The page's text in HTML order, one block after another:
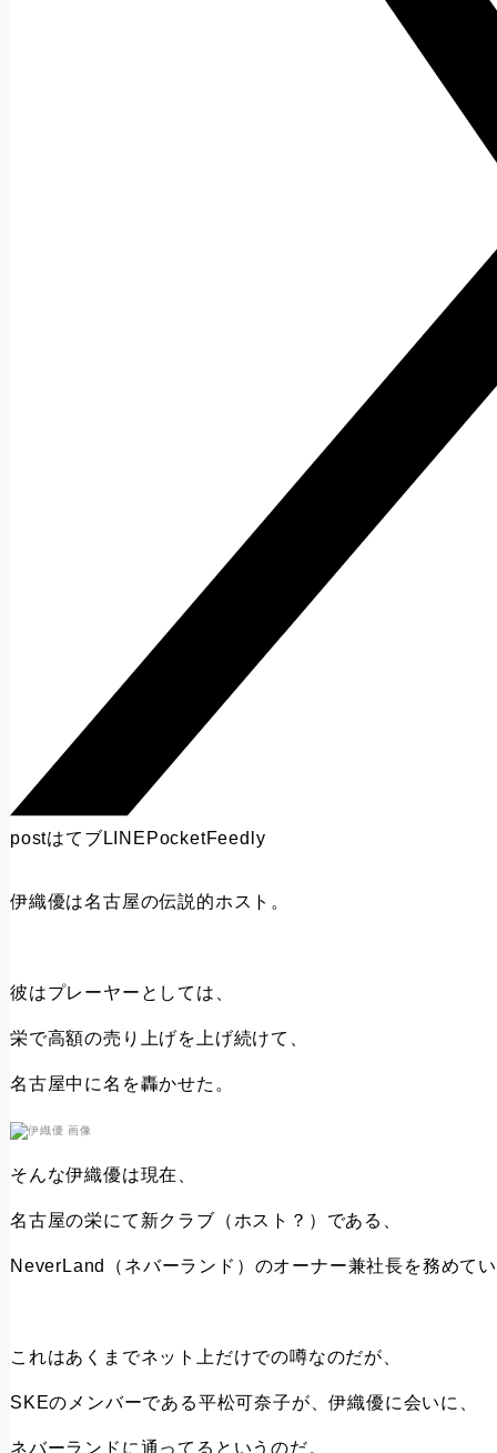
postはてブ LINE PocketFeedly
伊織優は名古屋の伝説的ホスト。
彼はプレーヤーとしては、
栄で高額の売り上げを上げ続けて、
名古屋中に名を轟かせた。
そんな伊織優は現在、
名古屋の栄にて新クラブ（ホスト？）である、
NeverLand（ネバーランド）のオーナー兼社長を務めて
これはあくまでネット上だけでの噂なのだが、
SKEのメンバーである平松可奈子が、伊織優に会いに、
ネバーランドに通ってるというのだ。